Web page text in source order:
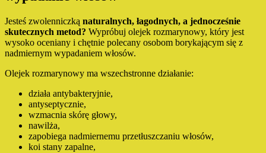
Jesteś zwolenniczką naturalnych, łagodnych, a jednocześnie
skutecznych metod? Wypróbuj olejek rozmarynowy, który jest
wysoko oceniany i chętnie polecany osobom borykającym się z
nadmiernym wypadaniem włosów.
Olejek rozmarynowy ma wszechstronne działanie:
działa antybakteryjnie,
antyseptycznie,
wzmacnia skórę głowy,
nawilża,
zapobiega nadmiernemu przetłuszczaniu włosów,
koi stany zapalne,